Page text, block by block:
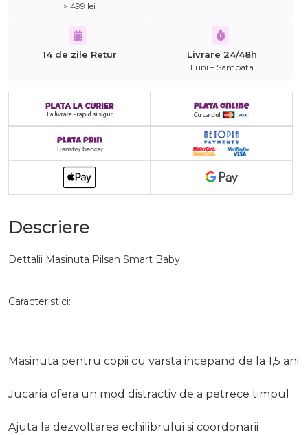
> 499 lei
14 de zile Retur Livrare 24/48h
Luni – Sambata
Descriere
Dettalii Masinuta Pilsan Smart Baby
Caracteristici:
Masinuta pentru copii cu varsta incepand de la 1,5 ani
Jucaria ofera un mod distractiv de a petrece timpul
Ajuta la dezvoltarea echilibrului si coordonarii